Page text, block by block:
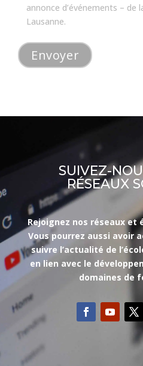
annonce d’événements – de
Lausanne.
SUIVEZ-
RÉSEAUX
Rejoignez nos réseaux et
Vous pourrez aussi avoir
suivre l’actualité de
en lien avec le
domaines de